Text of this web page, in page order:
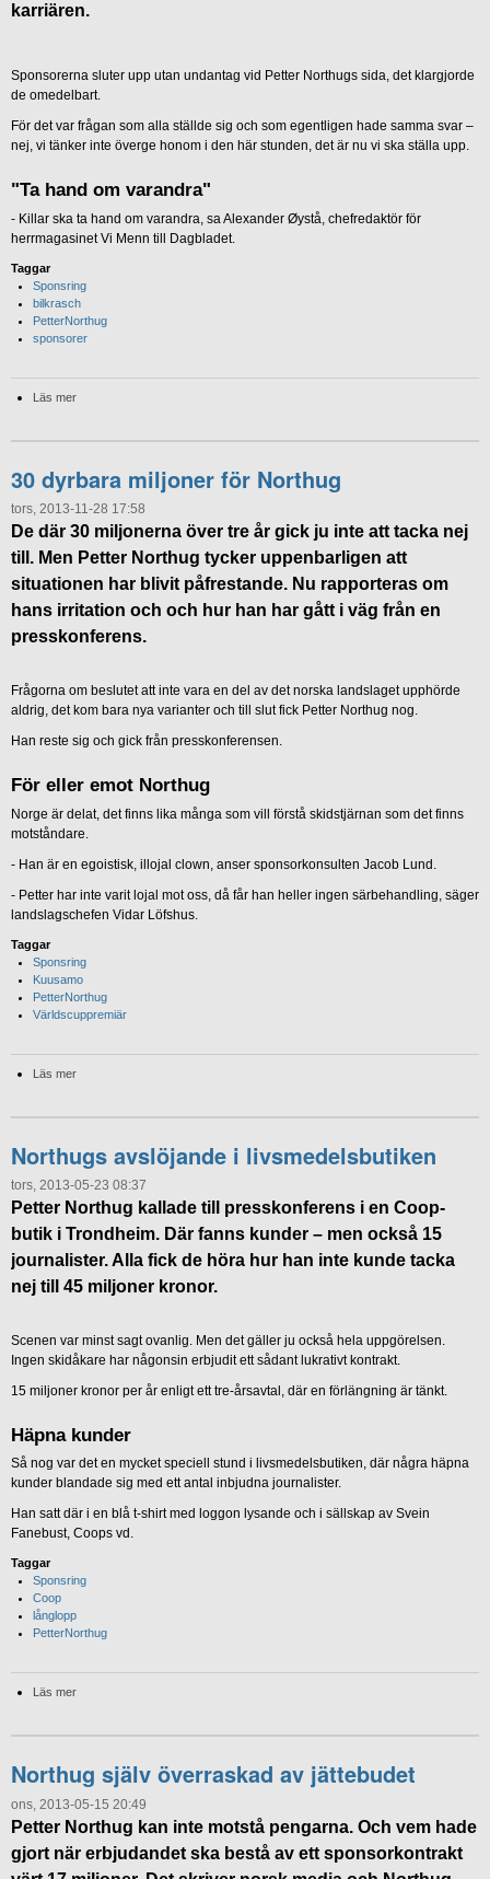
karriären.
Sponsorerna sluter upp utan undantag vid Petter Northugs sida, det klargjorde
de omedelbart.
För det var frågan som alla ställde sig och som egentligen hade samma svar –
nej, vi tänker inte överge honom i den här stunden, det är nu vi ska ställa upp.
"Ta hand om varandra"
- Killar ska ta hand om varandra, sa Alexander Øystå, chefredaktör för
herrmagasinet Vi Menn till Dagbladet.
Taggar
Sponsring
bilkrasch
PetterNorthug
sponsorer
Läs mer
30 dyrbara miljoner för Northug
tors, 2013-11-28 17:58
De där 30 miljonerna över tre år gick ju inte att tacka nej
till. Men Petter Northug tycker uppenbarligen att
situationen har blivit påfrestande. Nu rapporteras om
hans irritation och och hur han har gått i väg från en
presskonferens.
Frågorna om beslutet att inte vara en del av det norska landslaget upphörde
aldrig, det kom bara nya varianter och till slut fick Petter Northug nog.
Han reste sig och gick från presskonferensen.
För eller emot Northug
Norge är delat, det finns lika många som vill förstå skidstjärnan som det finns
motståndare.
- Han är en egoistisk, illojal clown, anser sponsorkonsulten Jacob Lund.
- Petter har inte varit lojal mot oss, då får han heller ingen särbehandling, säger
landslagschefen Vidar Löfshus.
Taggar
Sponsring
Kuusamo
PetterNorthug
Världscuppremiär
Läs mer
Northugs avslöjande i livsmedelsbutiken
tors, 2013-05-23 08:37
Petter Northug kallade till presskonferens i en Coop-
butik i Trondheim. Där fanns kunder – men också 15
journalister. Alla fick de höra hur han inte kunde tacka
nej till 45 miljoner kronor.
Scenen var minst sagt ovanlig. Men det gäller ju också hela uppgörelsen.
Ingen skidåkare har någonsin erbjudit ett sådant lukrativt kontrakt.
15 miljoner kronor per år enligt ett tre-årsavtal, där en förlängning är tänkt.
Häpna kunder
Så nog var det en mycket speciell stund i livsmedelsbutiken, där några häpna
kunder blandade sig med ett antal inbjudna journalister.
Han satt där i en blå t-shirt med loggon lysande och i sällskap av Svein
Fanebust, Coops vd.
Taggar
Sponsring
Coop
långlopp
PetterNorthug
Läs mer
Northug själv överraskad av jättebudet
ons, 2013-05-15 20:49
Petter Northug kan inte motstå pengarna. Och vem hade
gjort när erbjudandet ska bestå av ett sponsorkontrakt